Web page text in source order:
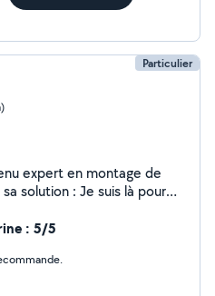
ou un projet sur
Particulier
expert en montage de
solution : Je suis là pour
: 5/5